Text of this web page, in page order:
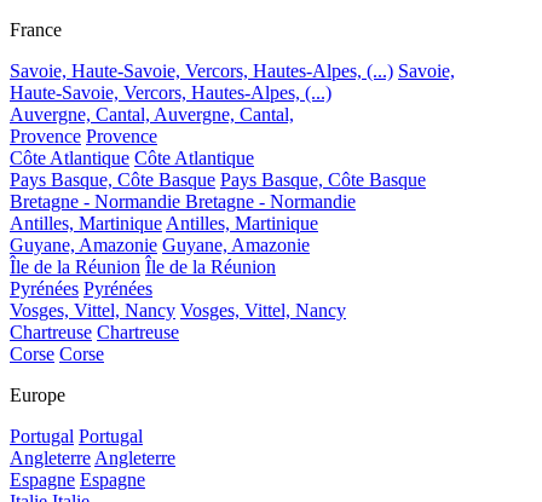
France
Savoie, Haute-Savoie, Vercors, Hautes-Alpes, (...) Savoie,
Haute-Savoie, Vercors, Hautes-Alpes, (...)
Auvergne, Cantal, Auvergne, Cantal,
Provence Provence
Côte Atlantique Côte Atlantique
Pays Basque, Côte Basque Pays Basque, Côte Basque
Bretagne - Normandie Bretagne - Normandie
Antilles, Martinique Antilles, Martinique
Guyane, Amazonie Guyane, Amazonie
Île de la Réunion Île de la Réunion
Pyrénées Pyrénées
Vosges, Vittel, Nancy Vosges, Vittel, Nancy
Chartreuse Chartreuse
Corse Corse
Europe
Portugal Portugal
Angleterre Angleterre
Espagne Espagne